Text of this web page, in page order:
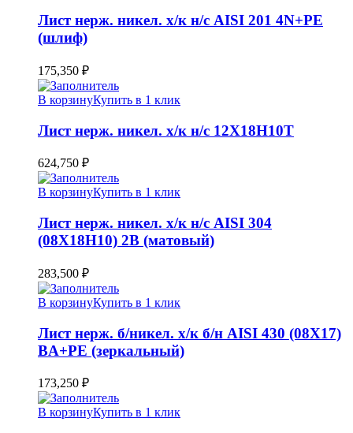
Лист нерж. никел. х/к н/с AISI 201 4N+PE
(шлиф)
175,350 ₽
В корзинуКупить в 1 клик
Лист нерж. никел. х/к н/с 12Х18Н10Т
624,750 ₽
В корзинуКупить в 1 клик
Лист нерж. никел. х/к н/с AISI 304
(08Х18Н10) 2B (матовый)
283,500 ₽
В корзинуКупить в 1 клик
Лист нерж. б/никел. х/к б/н AISI 430 (08Х17)
BA+PE (зеркальный)
173,250 ₽
В корзинуКупить в 1 клик